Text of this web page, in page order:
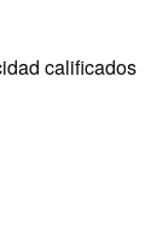
calificados